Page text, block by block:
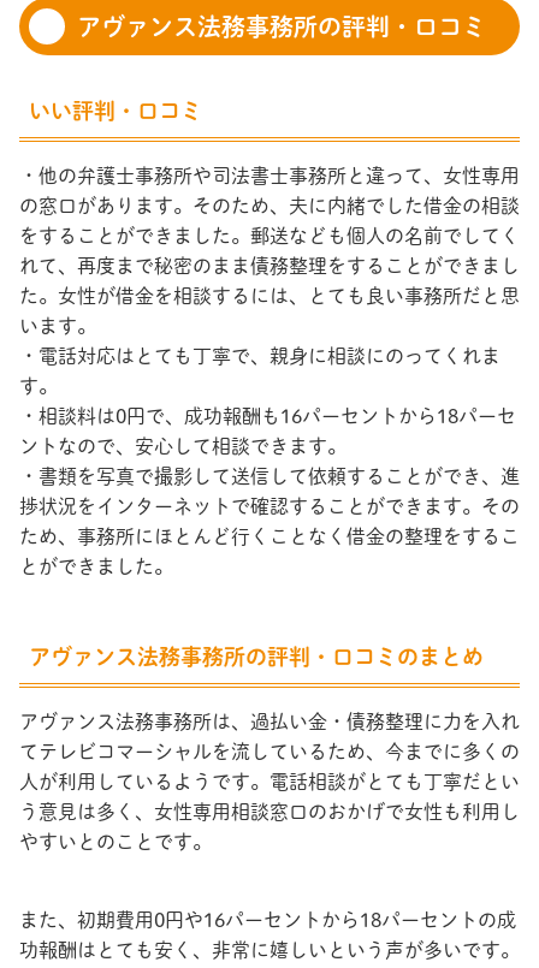
アヴァンス法務事務所の評判・口コミ
いい評判・口コミ
・他の弁護士事務所や司法書士事務所と違って、女性専用
の窓口があります。そのため、夫に内緒でした借金の相談
をすることができました。郵送なども個人の名前でしてく
れて、再度まで秘密のまま債務整理をすることができまし
た。女性が借金を相談するには、とても良い事務所だと思
います。
・電話対応はとても丁寧で、親身に相談にのってくれま
す。
・相談料は0円で、成功報酬も16パーセントから18パーセ
ントなので、安心して相談できます。
・書類を写真で撮影して送信して依頼することができ、進
捗状況をインターネットで確認することができます。その
ため、事務所にほとんど行くことなく借金の整理をするこ
とができました。
アヴァンス法務事務所の評判・口コミのまとめ
アヴァンス法務事務所は、過払い金・債務整理に力を入れ
てテレビコマーシャルを流しているため、今までに多くの
人が利用しているようです。電話相談がとても丁寧だとい
う意見は多く、女性専用相談窓口のおかげで女性も利用し
やすいとのことです。
また、初期費用0円や16パーセントから18パーセントの成
功報酬はとても安く、非常に嬉しいという声が多いです。